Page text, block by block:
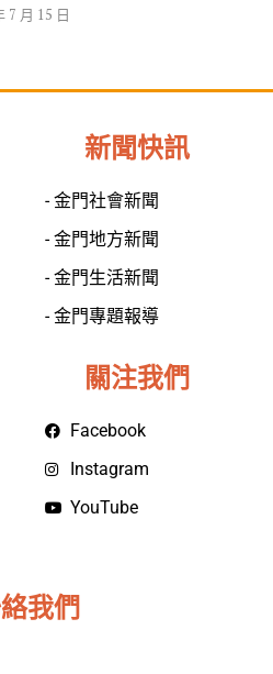
7 月 15 日
新聞快訊
- 金門社會新聞
- 金門地方新聞
- 金門生活新聞
- 金門專題報導
關注我們
Facebook
Instagram
YouTube
我們